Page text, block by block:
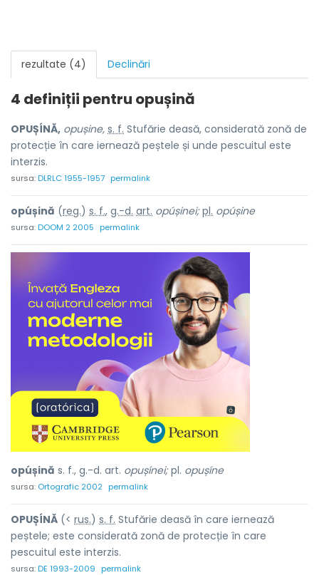
rezultate (4) Declinări
4 definiții pentru opușină
OPUȘÍNĂ, opușine, s. f. Stufărie deasă, considerată zonă de
protecție în care iernează peștele și unde pescuitul este
interzis.
sursa:DLRLC 1955-1957 permalink
opúșină (reg.) s. f., g.-d. art. opúșinei; pl. opúșine
sursa:DOOM 2 2005 permalink
opúșină s. f., g.-d. art. opușínei;pl. opușíne
sursa: Ortografic 2002 permalink
OPUȘÍNĂ (< rus.) s. f. Stufărie deasă în care iernează
peștele; este considerată zonă de protecție în care
pescuitul este interzis.
sursa:DE 1993-2009 permalink